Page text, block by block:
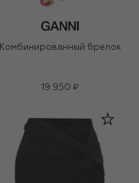
Комбинированный брелок
19 950 ₽